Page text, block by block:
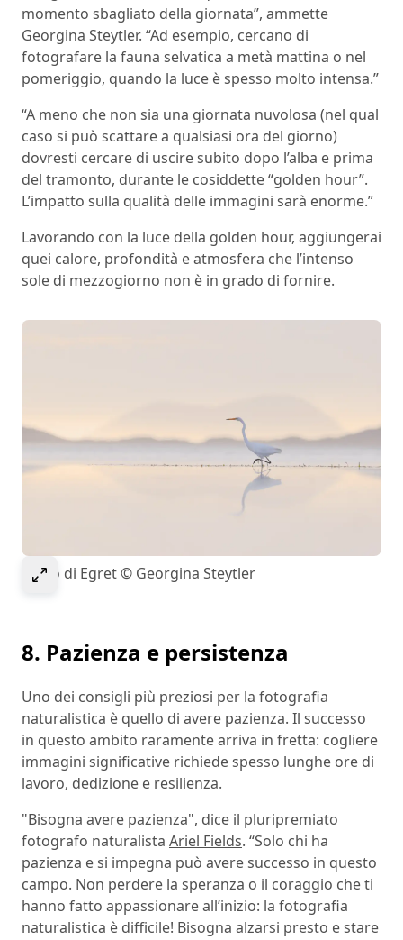
momento sbagliato della giornata”, ammette
Georgina Steytler. “Ad esempio, cercano di
fotografare la fauna selvatica a metà mattina o nel
pomeriggio, quando la luce è spesso molto intensa.”
“A meno che non sia una giornata nuvolosa (nel qual
caso si può scattare a qualsiasi ora del giorno)
dovresti cercare di uscire subito dopo l’alba e prima
del tramonto, durante le cosiddette “golden hour”.
L’impatto sulla qualità delle immagini sarà enorme.”
Lavorando con la luce della golden hour, aggiungerai
quei calore, profondità e atmosfera che l’intenso
sole di mezzogiorno non è in grado di fornire.
Select to expand image
Porto di Egret © Georgina Steytler
8. Pazienza e persistenza
Uno dei consigli più preziosi per la fotografia
naturalistica è quello di avere pazienza. Il successo
in questo ambito raramente arriva in fretta: cogliere
immagini significative richiede spesso lunghe ore di
lavoro, dedizione e resilienza.
"Bisogna avere pazienza", dice il pluripremiato
fotografo naturalista Ariel Fields. “Solo chi ha
pazienza e si impegna può avere successo in questo
campo. Non perdere la speranza o il coraggio che ti
hanno fatto appassionare all’inizio: la fotografia
naturalistica è difficile! Bisogna alzarsi presto e stare